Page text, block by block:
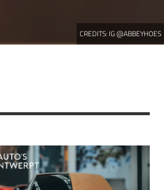
CREDITS: IG @ABBEYHOES